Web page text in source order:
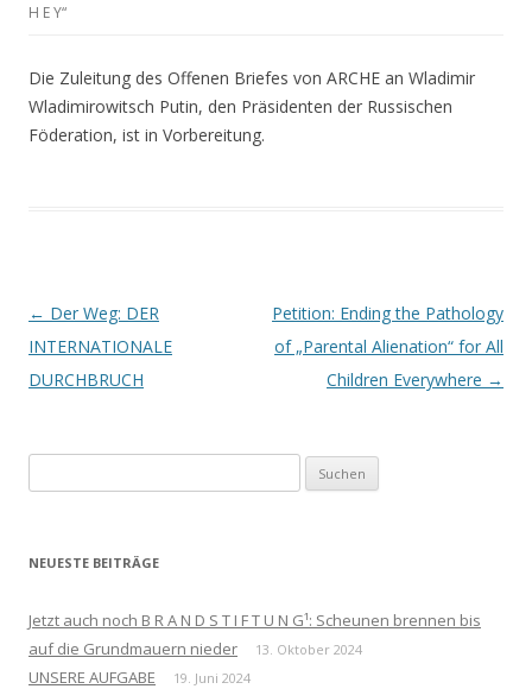
H E Y“
Die Zuleitung des Offenen Briefes von ARCHE an Wladimir
Wladimirowitsch Putin, den Präsidenten der Russischen
Föderation, ist in Vorbereitung.
Beitrags-
Navigation
← Der Weg: DER
INTERNATIONALE
DURCHBRUCH
Petition: Ending the Pathology
of „Parental Alienation“ for All
Children Everywhere →
nach:
NEUESTE BEITRÄGE
Jetzt auch noch B R A N D S T I F T U N G¹: Scheunen brennen bis
auf die Grundmauern nieder
13. Oktober 2024
UNSERE AUFGABE 19. Juni 2024